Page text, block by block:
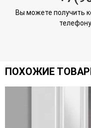
Вы можете получить
ПОХОЖИЕ